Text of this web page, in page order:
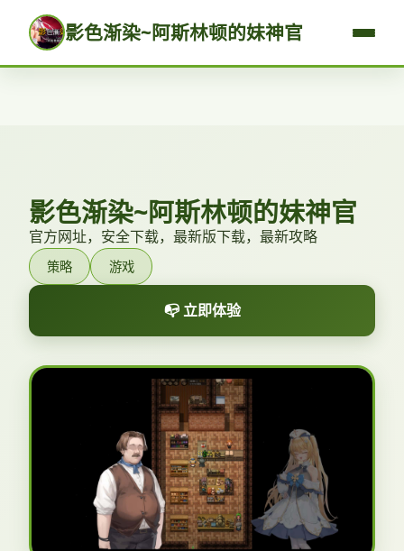
影色渐染~阿斯林顿的妹神官
影色渐染~阿斯林顿的妹神官
官方网址，安全下载，最新版下载，最新攻略
策略 游戏
📭 立即体验